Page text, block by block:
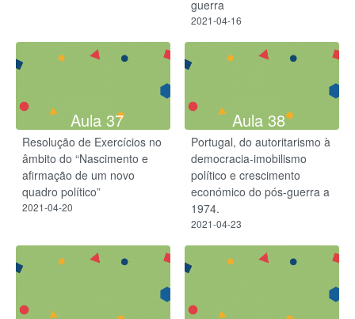
guerra
2021-04-16
Aula 37
Resolução de Exercícios no
âmbito do “Nascimento e
afirmação de um novo
quadro político”
2021-04-20
Aula 38
Portugal, do autoritarismo à
democracia-imobilismo
político e crescimento
económico do pós-guerra a
1974.
2021-04-23